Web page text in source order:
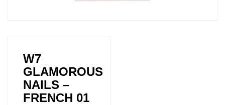
W7
GLAMOROUS
NAILS –
FRENCH 01